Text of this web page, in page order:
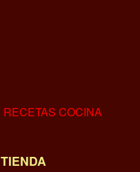
RECETAS COCINA
TIENDA